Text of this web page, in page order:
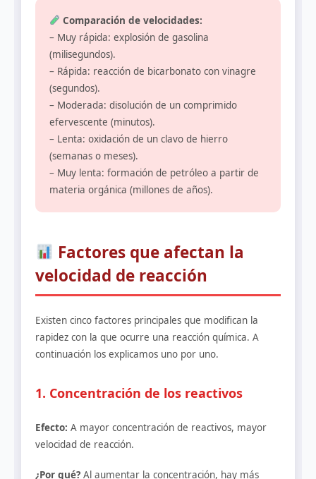
Comparación de velocidades:
– Muy rápida: explosión de gasolina
(milisegundos).
– Rápida: reacción de bicarbonato con vinagre
(segundos).
– Moderada: disolución de un comprimido
efervescente (minutos).
– Lenta: oxidación de un clavo de hierro
(semanas o meses).
– Muy lenta: formación de petróleo a partir de
materia orgánica (millones de años).
Factores que afectan la
velocidad de reacción
Existen cinco factores principales que modifican la
rapidez con la que ocurre una reacción química. A
continuación los explicamos uno por uno.
1. Concentración de los reactivos
Efecto: A mayor concentración de reactivos, mayor
velocidad de reacción.
¿Por qué? Al aumentar la concentración, hay más